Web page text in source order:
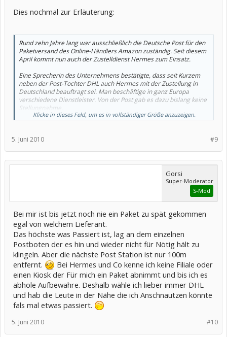
Dies nochmal zur Erläuterung:
Rund zehn Jahre lang war ausschließlich die Deutsche Post für den
Paketversand des Online-Händlers Amazon zuständig. Seit diesem
April kommt nun auch der Zustelldienst Hermes zum Einsatz.
Eine Sprecherin des Unternehmens bestätigte, dass seit Kurzem
neben der Post-Tochter DHL auch Hermes mit der Zustellung in
Deutschland beauftragt sei. Man beschäftige in ganz Europa
verschiedene Dienstleister. Von der Post gab es dazu bislang keine
Stellungnahme.
Hermes aber mit fünf Millionen Paketen starten und in zwei Jahren
aufteilen.
Hermes ist ein Tochterunternehmen des Versandriesen Otto und
Amazon wäre nach der Erhöhung der Paketmengen neben den
Amazon wiederum neben dem Versandhaus Quelle einer der
größten Kunden. In der Paketbranche werde der Teilwechsel des
Internet-Kaufhauses als Zeichen des zunehmenden
Konkurrenzkampfes gesehen und als Rückschlag für die Post
gewertet.
Beide Transportunternehmen liefern sich seit mehreren Jahren
harte Preiskämpfe auf dem Paketmarkt, der nach Angaben von
"Welt Online" im letzten Jahr rund sieben Milliarden Euro Umsatz in
Deutschland erreichte.
Quelle: onlinekosten.de
Klicke in dieses Feld, um es in vollständiger Größe anzuzeigen.
#9
5. Juni 2010
Gorsi
Super-Moderator
S-Mod
Bei mir ist bis jetzt noch nie ein Paket zu spät gekommen
egal von welchem Lieferant.
Das höchste was Passiert ist, lag an dem einzelnen
Postboten der es hin und wieder nicht für Nötig hält zu
klingeln. Aber die nächste Post Station ist nur 100m
entfernt.
Bei Hermes und Co kenne ich keine Filiale oder
einen Kiosk der Für mich ein Paket abnimmt und bis ich es
abhole Aufbewahre. Deshalb wähle ich lieber immer DHL
und hab die Leute in der Nähe die ich Anschnautzen könnte
fals mal etwas passiert.
#10
5. Juni 2010